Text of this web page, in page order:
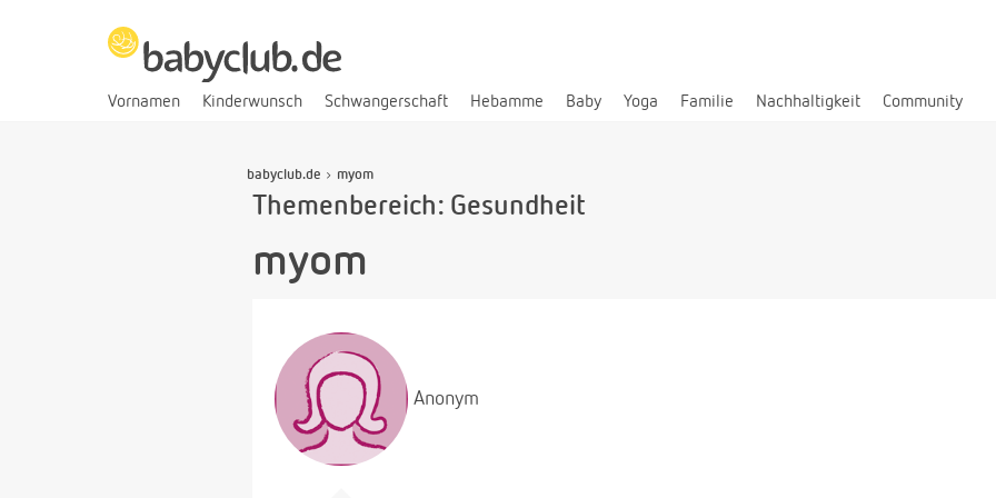
Vornamen Kinderwunsch Schwangerschaft Hebamme Baby Yoga Familie Nachhaltigkeit Community
babyclub.de myom
Themenbereich: Gesundheit
myom
Anonym